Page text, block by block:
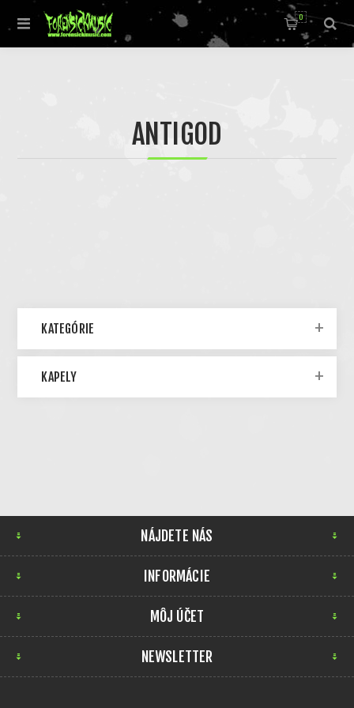
0
ANTIGOD
KATEGÓRIE
KAPELY
NÁJDETE NÁS
INFORMÁCIE
MÔJ ÚČET
NEWSLETTER